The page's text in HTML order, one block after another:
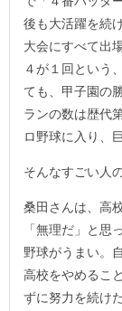
後も大活躍を続
大会にすべて出
４が１回という
ても、甲子園の
ランの数は歴代
ロ野球に入り、
そんなすごい人
桑田さんは、高
「無理だ」と思
野球がうまい。
高校をやめるこ
ずに努力を続け